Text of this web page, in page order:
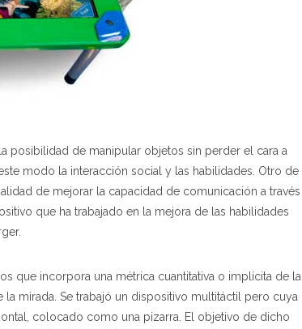
posibilidad de manipular objetos sin perder el cara a
modo la interacción social y las habilidades. Otro de
de mejorar la capacidad de comunicación a través
que ha trabajado en la mejora de las habilidades
que incorpora una métrica cuantitativa o implícita de la
mirada. Se trabajó un dispositivo multitáctil pero cuya
colocado como una pizarra. El objetivo de dicho